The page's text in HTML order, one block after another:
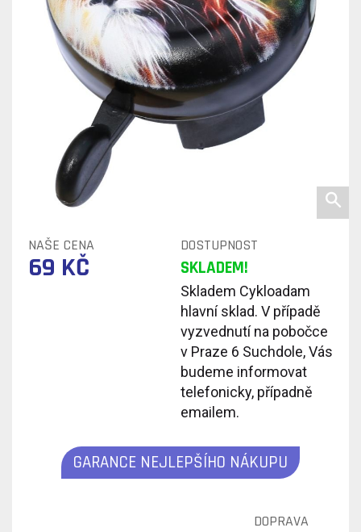
NAŠE CENA DOSTUPNOST
69 KČ SKLADEM!
Skladem Cykloadam
hlavní sklad. V případě
vyzvednutí na pobočce
v Praze 6 Suchdole, Vás
budeme informovat
telefonicky, případně
emailem.
GARANCE NEJLEPŠÍHO NÁKUPU
DOPRAVA